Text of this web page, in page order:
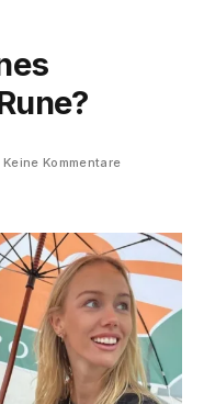
Keine Kommentare